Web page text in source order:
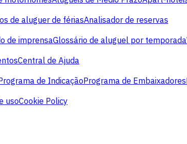
de aluguer de fériasAnalisador de reservas
de imprensaGlossário de aluguel por temporada
Central de Ajuda
de IndicaçãoPrograma de Embaixadores
usoCookie Policy